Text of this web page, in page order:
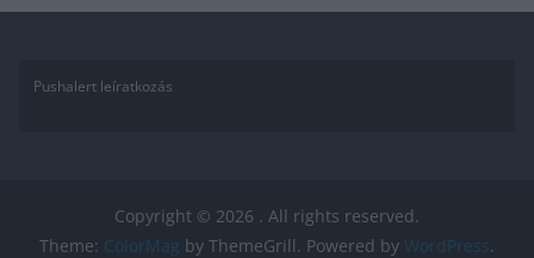
Pushalert leíratkozás
Copyright © 2026 . All rights reserved.
Theme: ColorMag by ThemeGrill. Powered by WordPress.